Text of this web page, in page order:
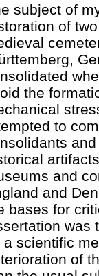
subject of
of
the
to
and
and
bases for
was
a scientific
of